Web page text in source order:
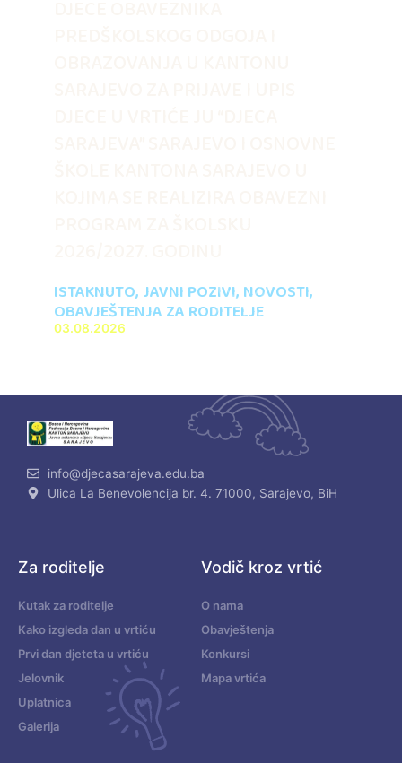
ISTAKNUTO, JAVNI POZIVI, NOVOSTI,
OBAVJEŠTENJA ZA RODITELJE
03.08.2026
info@djecasarajeva.edu.ba
Ulica La Benevolencija br. 4. 71000, Sarajevo, BiH
Za roditelje
Kutak za roditelje
Kako izgleda dan u vrtiću
Prvi dan djeteta u vrtiću
Jelovnik
Uplatnica
Galerija
Vodič kroz vrtić
O nama
Obavještenja
Konkursi
Mapa vrtića